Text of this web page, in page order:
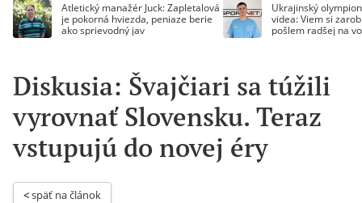
Atletický manažér Juck: Zapletalová
je pokorná hviezda, peniaze berie
ako sprievodný jav
Ukrajinský
videa: Viem si
pošlem radšej na
Diskusia: Švajčiari sa túžili
vyrovnať Slovensku. Teraz
vstupujú do novej éry
< späť na článok